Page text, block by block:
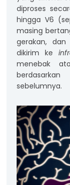
diproses
hingga V6
masing
gerakan,
dikirim ke
menebak
sebelumnya.